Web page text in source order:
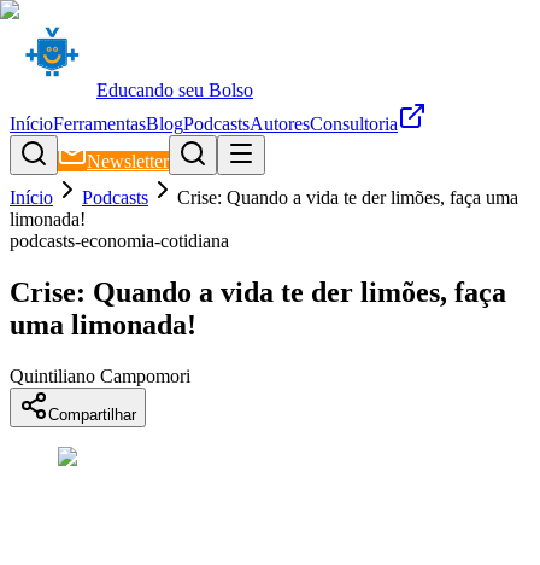
Educando seu Bolso
InícioFerramentasBlogPodcastsAutoresConsultoria
Newsletter
Início
Podcasts
Crise: Quando a vida te der limões, faça uma
limonada!
podcasts-economia-cotidiana
Crise: Quando a vida te der limões, faça
uma limonada!
Quintiliano Campomori
Compartilhar